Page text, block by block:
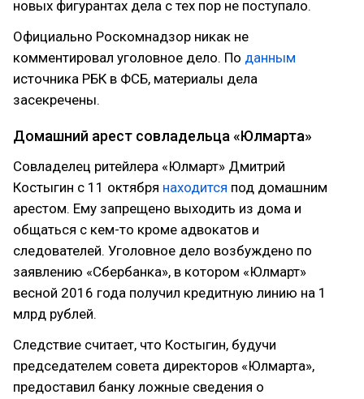
новых фигурантах дела с тех пор не поступало.
Официально Роскомнадзор никак не
комментировал уголовное дело. По данным
источника РБК в ФСБ, материалы дела
засекречены.
Домашний арест совладельца «Юлмарта»
Совладелец ритейлера «Юлмарт» Дмитрий
Костыгин с 11 октября находится под домашним
арестом. Ему запрещено выходить из дома и
общаться с кем-то кроме адвокатов и
следователей. Уголовное дело возбуждено по
заявлению «Сбербанка», в котором «Юлмарт»
весной 2016 года получил кредитную линию на 1
млрд рублей.
Следствие считает, что Костыгин, будучи
председателем совета директоров «Юлмарта»,
предоставил банку ложные сведения о